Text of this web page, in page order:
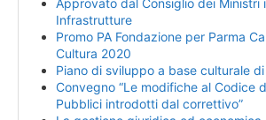
Approvato dal Consiglio dei Ministri
Infrastrutture
Promo PA Fondazione per Parma
Cultura 2020
Piano di sviluppo a base culturale
Convegno “Le modifiche al Codice
Pubblici introdotti dal correttivo”